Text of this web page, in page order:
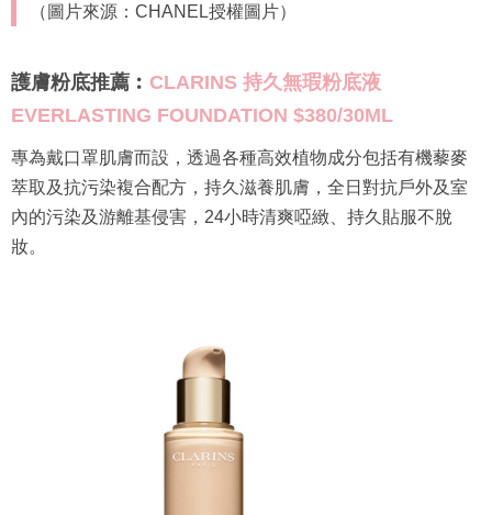
（圖片來源：CHANEL授權圖片）
護膚粉底推薦︰ CLARINS 持久無瑕粉底液
EVERLASTING FOUNDATION $380/30ML
專為戴口罩肌膚而設，透過各種高效植物成分包括有機藜麥
萃取及抗污染複合配方，持久滋養肌膚，全日對抗戶外及室
內的污染及游離基侵害，24小時清爽啞緻、持久貼服不脫
妝。